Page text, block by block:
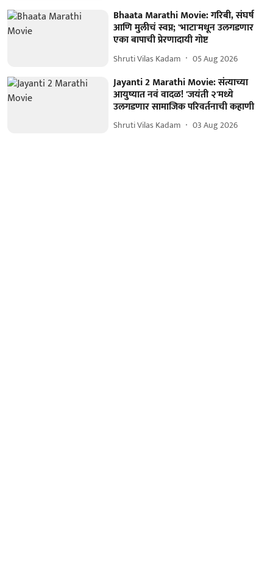
Bhaata Marathi Movie: गरिबी, संघर्ष
आणि मुलीचं स्वप्न; 'भाटा'मधून उलगडणार
एका बापाची प्रेरणादायी गोष्ट
Shruti Vilas Kadam 05 Aug 2026
Jayanti 2 Marathi Movie: संत्याच्या
आयुष्यात नवं वादळ! 'जयंती २'मध्ये
उलगडणार सामाजिक परिवर्तनाची कहाणी
Shruti Vilas Kadam 03 Aug 2026